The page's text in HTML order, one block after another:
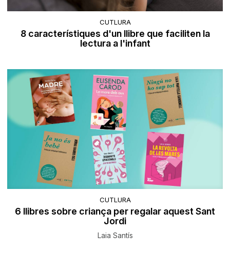
CUTLURA
8 característiques d'un llibre que faciliten la
lectura a l'infant
CUTLURA
6 llibres sobre criança per regalar aquest Sant
Jordi
Laia Santís